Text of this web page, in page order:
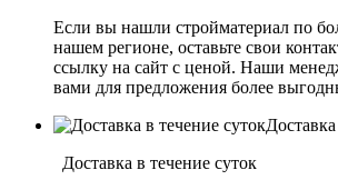
Если вы нашли стройматериал по
нашем регионе, оставьте свои
ссылку на сайт с ценой. Наши
вами для предложения более
Доставка в течение суток